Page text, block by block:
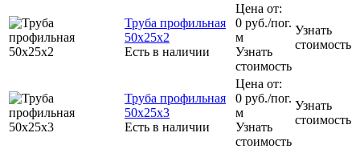
Труба профильная
50х25х2
Есть в наличии
Цена от:
0 руб./пог.
м
Узнать
стоимость
Узнать
стоимость
Труба профильная
50х25х3
Есть в наличии
Цена от:
0 руб./пог.
м
Узнать
стоимость
Узнать
стоимость